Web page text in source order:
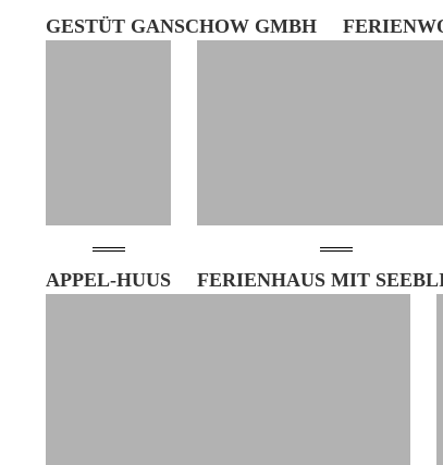
GESTÜT GANSCHOW GMBH
APPEL-HUUS FERIENHAUS MIT